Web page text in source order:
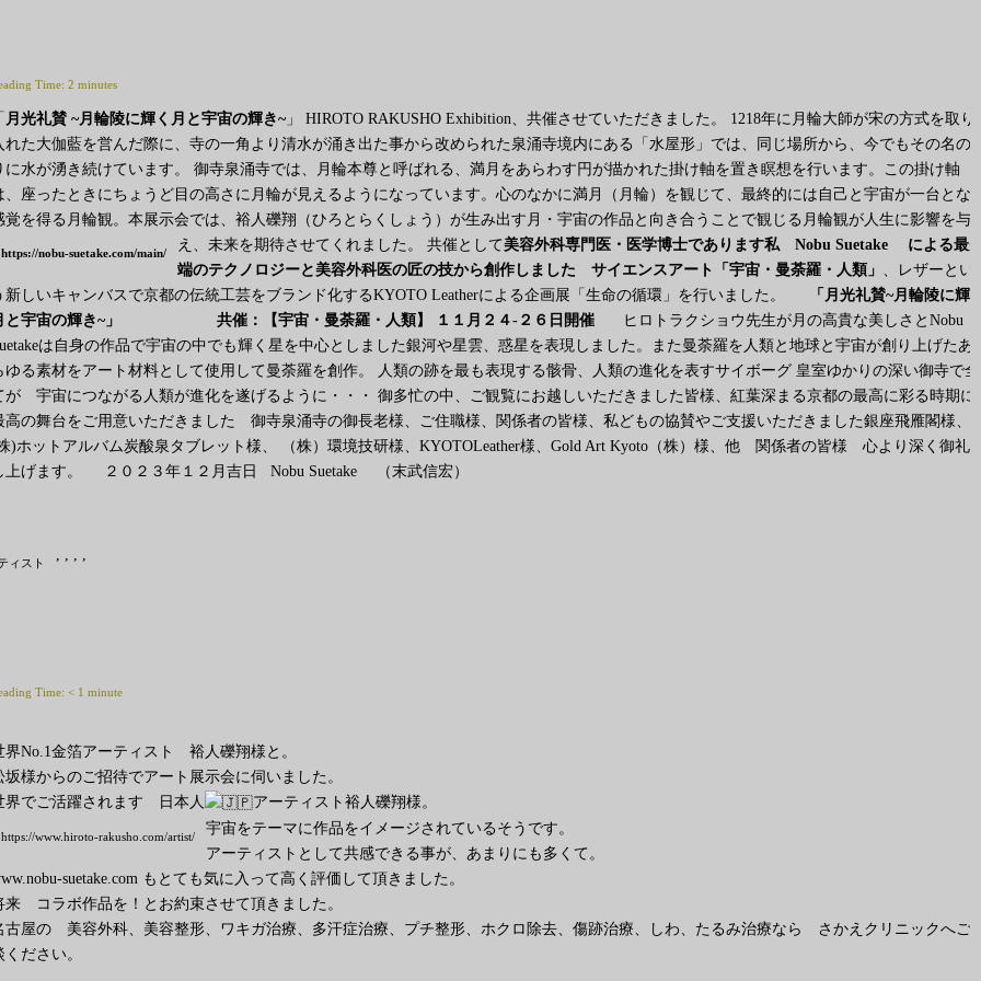
Time: 2 minutes
月光礼賛 ~月輪陵に輝く月と宇宙の輝き~」 HIROTO RAKUSHO Exhibition、共催させていただきました。 1218年に月輪大師が宋の方式を取り
れた大伽藍を営んだ際に、寺の一角より清水が涌き出た事から改められた泉涌寺境内にある「水屋形」では、同じ場所から、今でもその名の
に水が湧き続けています。 御寺泉涌寺では、月輪本尊と呼ばれる、満月をあらわす円が描かれた掛け軸を置き瞑想を行います。この掛け軸
、座ったときにちょうど目の高さに月輪が見えるようになっています。心のなかに満月（月輪）を観じて、最終的には自己と宇宙が一台とな
覚を得る月輪観。本展示会では、裕人礫翔（ひろとらくしょう）が生み出す月・宇宙の作品と向き合うことで観じる月輪観が人生に影響を与
え、未来を期待させてくれました。 共催として美容外科専門医・医学博士であります私 Nobu Suetake
https://nobu-suetake.com/main/
による最
端のテクノロジーと美容外科医の匠の技から創作しました サイエンスアート「宇宙・曼荼羅・人類」 、レザーとい
新しいキャンバスで京都の伝統工芸をブランド化するKYOTO Leatherによる企画展「生命の循環」を行いました。
「月光礼賛~月輪陵に輝
と宇宙の輝き~」
共催：【宇宙・曼荼羅・人類】 １１月２４-２６日開催
ヒロトラクショウ先生が月の高貴な美しさとNobu
は自身の作品で宇宙の中でも輝く星を中心としました銀河や星雲、惑星を表現しました。また曼荼羅を人類と地球と宇宙が創り上げたあ
ゆる素材をアート材料として使用して曼荼羅を創作。 人類の跡を最も表現する骸骨、人類の進化を表すサイボーグ 皇室ゆかりの深い御寺で全
が 宇宙につながる人類が進化を遂げるように・・・ 御多忙の中、ご観覧にお越しいただきました皆様、紅葉深まる京都の最高に彩る時期に
高の舞台をご用意いただきました 御寺泉涌寺の御長老様、ご住職様、関係者の皆様、私どもの協賛やご支援いただきました銀座飛雁閣様、
)ホットアルバム炭酸泉タブレット様、 （株）環境技研様、KYOTOLeather様、Gold Art Kyoto（株）様、他 関係者の皆様 心より深く御礼
上げます。
２０２３年１２月吉日 Nobu Suetake （末武信宏）
, , , ,
ィスト
Time: < 1 minute
界No.1金箔アーティスト 裕人礫翔様と。
坂様からのご招待でアート展示会に伺いました。
界でご活躍されます 日本人
アーティスト裕人礫翔様。
https://www.hiroto-rakusho.com/artist/
宇宙をテーマに作品をイメージされているそうです。
アーティストとして共感できる事が、あまりにも多くて。
suetake.com もとても気に入って高く評価して頂きました。
来 コラボ作品を！とお約束させて頂きました 。
古屋の 美容外科、美容整形、ワキガ治療、多汗症治療、プチ整形、ホクロ除去、傷跡治療、しわ、たるみ治療なら さかえクリニックへご
ください。